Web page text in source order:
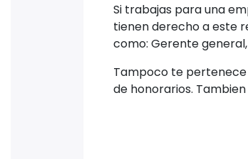
Si trabajas para una
tienen derecho a este
como: Gerente
Tampoco te
de honorarios.